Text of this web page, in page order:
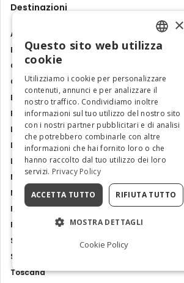
Destinazioni
Abruzzo
Basilicata
Calabria
Campania
Emilia Romagna
Friuli Venezia Giulia
Lazio
Liguria
Lombardia
Marche
Molise
Piemonte
Puglia
Sardegna
Sicilia
Toscana
ENGLISH
ITALIAN
×
Questo sito web utilizza
cookie
Utilizziamo i cookie per personalizzare
contenuti, annunci e per analizzare il
nostro traffico. Condividiamo inoltre
informazioni sul tuo utilizzo del nostro sito
con i nostri partner pubblicitari e di analisi
che potrebbero combinarle con altre
informazioni che hai fornito loro o che
hanno raccolto dal tuo utilizzo dei loro
servizi. Privacy Policy
ACCETTA TUTTO RIFIUTA TUTTO
MOSTRA DETTAGLI
Cookie Policy